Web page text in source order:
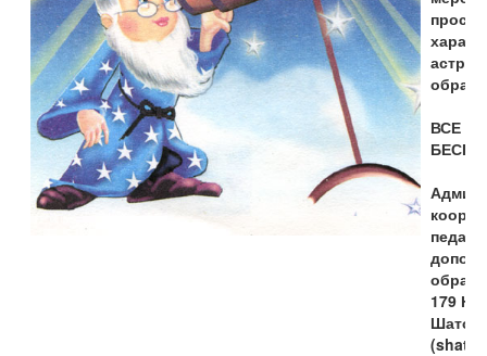
ВСЕ
179